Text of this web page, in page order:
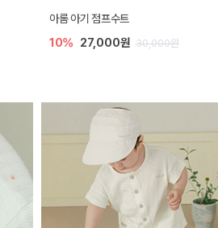
아롬 아기 점프수트
10% 27,000원 30,000원